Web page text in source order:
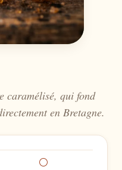
caramélisé, qui fond
en Bretagne.
⚪